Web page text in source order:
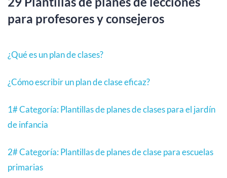
para profesores y consejeros
¿Qué es un plan de clases?
¿Cómo escribir un plan de clase eficaz?
1# Categoría: Plantillas de planes de clases para el jardín
de infancia
2# Categoría: Plantillas de planes de clase para escuelas
primarias